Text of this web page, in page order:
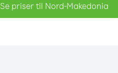
Se priser til Nord-Makedonia